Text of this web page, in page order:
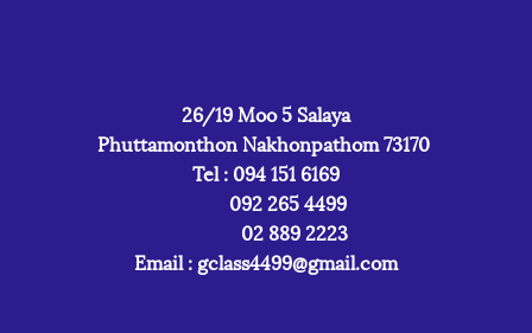
26/19 Moo 5 Salaya
Phuttamonthon Nakhonpathom 73170
Tel : 094 151 6169
092 265 4499
02 889 2223
Email : gclass4499@gmail.com